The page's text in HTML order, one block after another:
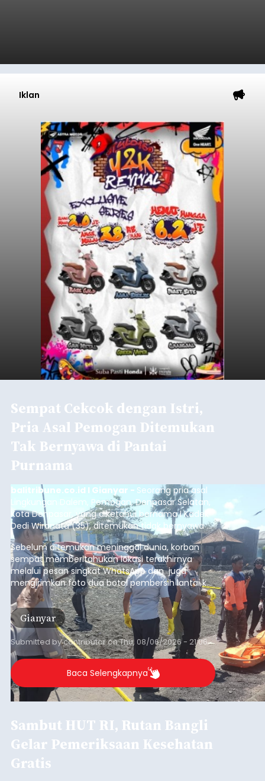
Iklan
Sempat Cekcok dengan Istri,
Pria Asal Pemogan Ditemukan
Tak Bernyawa di Pantai
Purnama
balitribune.co.id I Gianyar - Seorang pria asal
Lingkungan Dalem, Pemogan, Denpasar Selatan,
Kota Denpasar, yang diketahui bernama I Kadek
Dedi Wiranata (35), ditemukan tidak bernyawa di
pesisir Pantai Purnama, Sukawati.
Sebelum ditemukan meninggal dunia, korban
sempat memberitahukan lokasi terakhirnya
melalui pesan singkat WhatsApp dan juga
mengirimkan foto dua botol pembersih lantai ke
istrinya.
Gianyar
Submitted bycontributoronThu, 08/06/2026 - 21:06
Baca Selengkapnya
Sambut HUT RI, Rutan Bangli
Gelar Pemeriksaan Kesehatan
Gratis